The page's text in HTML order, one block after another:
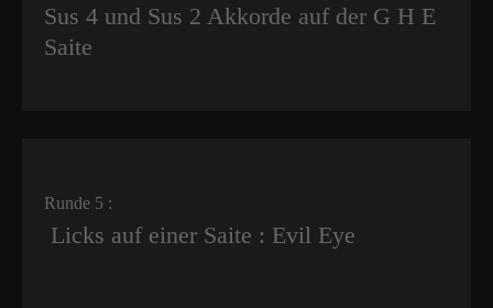
Sus 4 und Sus 2 Akkorde auf der G H E
Saite
Runde 5 :
Licks auf einer Saite : Evil Eye